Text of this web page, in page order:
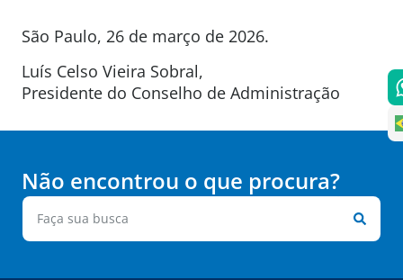
São Paulo, 26 de março de 2026.
Luís Celso Vieira Sobral,
Presidente do Conselho de Administração
Não encontrou o que procura?